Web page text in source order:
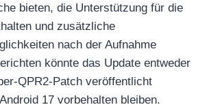
bieten, die Unterstützung für die
und zusätzliche
nach der Aufnahme
könnte das Update entweder
QPR2-Patch veröffentlicht
17 vorbehalten bleiben.